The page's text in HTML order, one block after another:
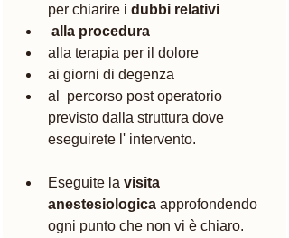
per chiarire i dubbi relativi
alla procedura
alla terapia per il dolore
ai giorni di degenza
al  percorso post operatorio
previsto dalla struttura dove
eseguirete l' intervento.
Eseguite la visita
anestesiologica approfondendo
ogni punto che non vi è chiaro.